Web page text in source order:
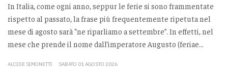
In Italia, come ogni anno, seppur le ferie si sono frammentate
rispetto al passato, la frase più frequentemente ripetuta nel
mese di agosto sarà “ne riparliamo a settembre”. In effetti, nel
mese che prende il nome dall’imperatore Augusto (feriae...
ALCIDE SIMONETTI SABATO 01 AGOSTO 2026